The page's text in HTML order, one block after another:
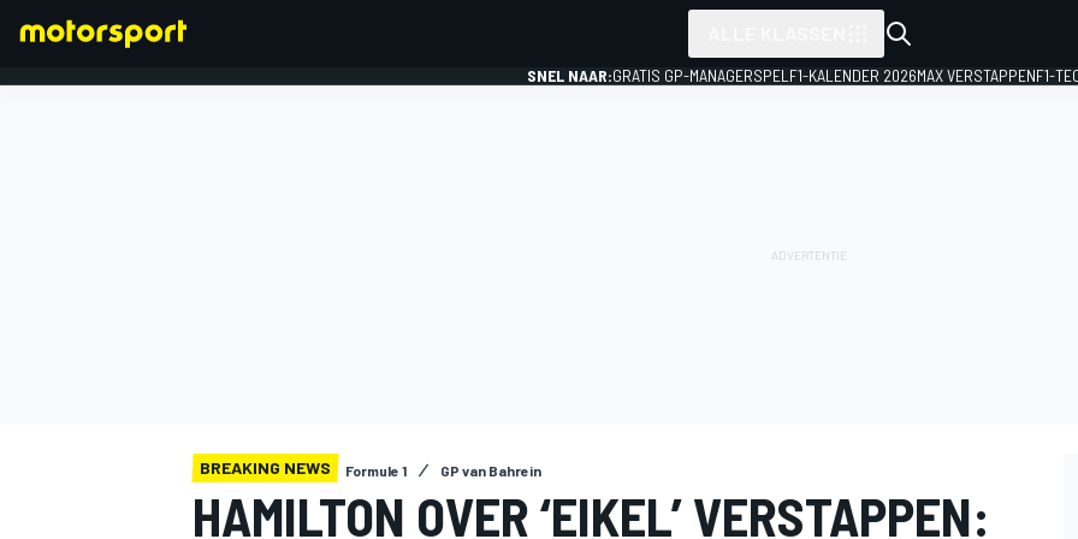
SNEL NAAR:GRATIS GP-MANAGERSPEL F1-KALENDER 2026MAX VERSTAPPENF1-
BREAKING NEWS Formule 1 GP van Bahrein
HAMILTON OVER ‘EIKEL’ VERSTAPPEN: